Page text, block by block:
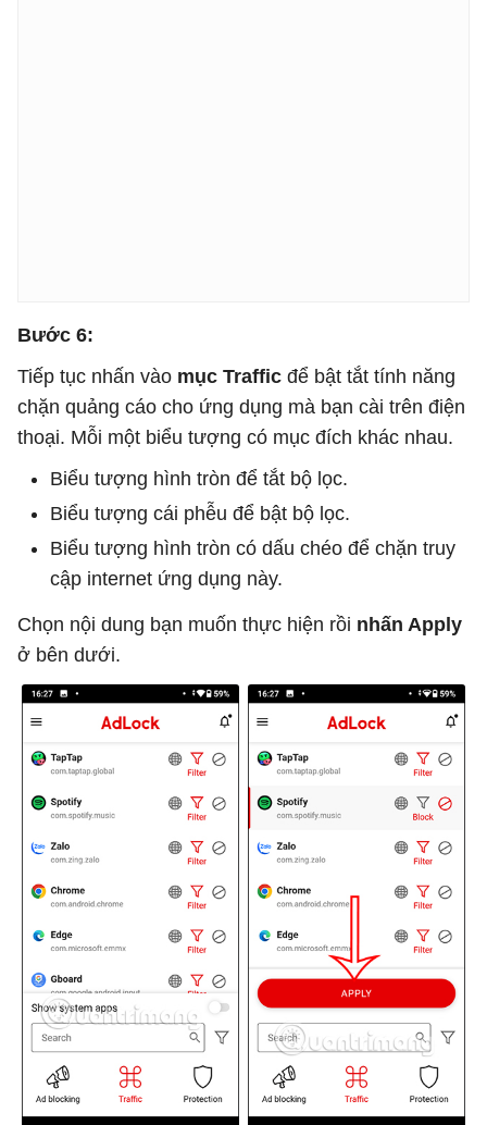
Bước 6:
Tiếp tục nhấn vào mục Traffic để bật tắt tính năng
chặn quảng cáo cho ứng dụng mà bạn cài trên điện
thoại. Mỗi một biểu tượng có mục đích khác nhau.
Biểu tượng hình tròn để tắt bộ lọc.
Biểu tượng cái phễu để bật bộ lọc.
Biểu tượng hình tròn có dấu chéo để chặn truy
cập internet ứng dụng này.
Chọn nội dung bạn muốn thực hiện rồi nhấn Apply
ở bên dưới.